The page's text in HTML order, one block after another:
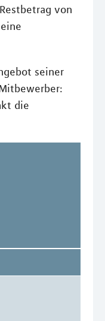
von
seiner
die